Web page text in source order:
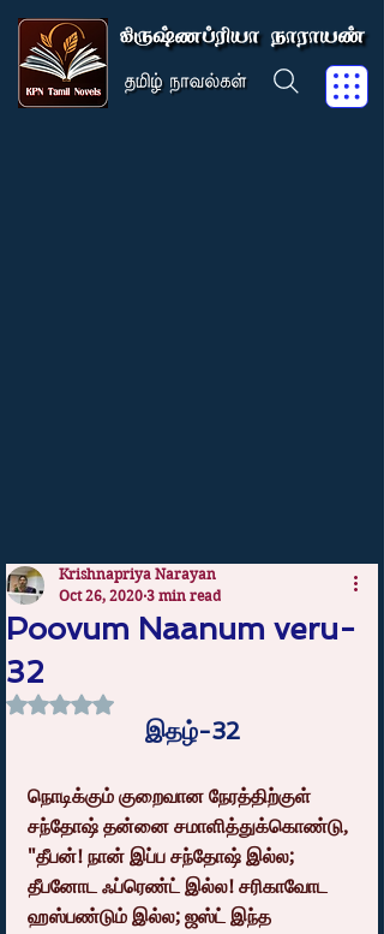
Poovum Naanum veru-
32
Krishnapriya Narayan
Oct 26, 2020 3 min read
Rated NaN out of 5 stars.
இதழ்-32
நொடிக்கும் குறைவான நேரத்திற்குள்
சந்தோஷ் தன்னை சமாளித்துக்கொண்டு,
"தீபன்! நான் இப்ப சந்தோஷ் இல்ல;
தீபனோட ஃப்ரெண்ட் இல்ல! சரிகாவோட
ஹஸ்பண்டும் இல்ல; ஜஸ்ட் இந்த